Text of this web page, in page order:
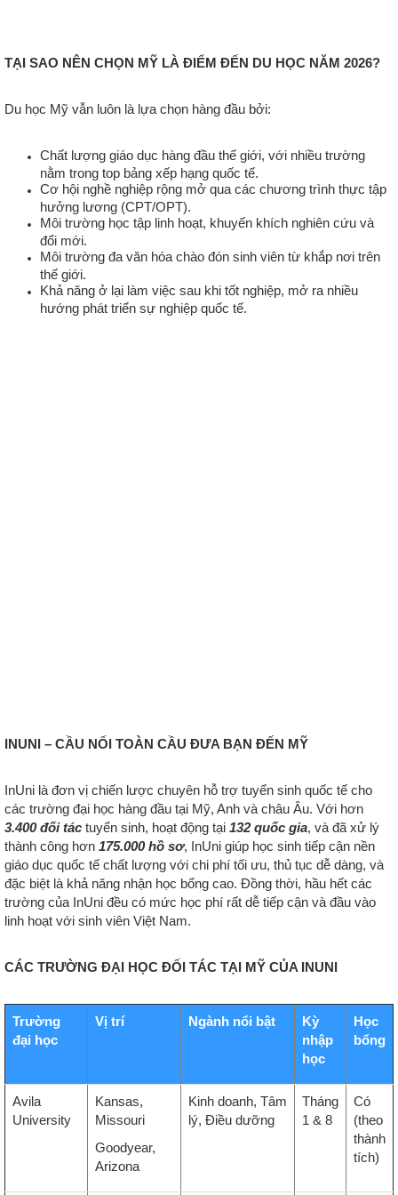
TẠI SAO NÊN CHỌN MỸ LÀ ĐIỂM ĐẾN DU HỌC NĂM 2026?
Du học Mỹ vẫn luôn là lựa chọn hàng đầu bởi:
Chất lượng giáo dục hàng đầu thế giới, với nhiều trường
nằm trong top bảng xếp hạng quốc tế.
Cơ hội nghề nghiệp rộng mở qua các chương trình thực tập
hưởng lương (CPT/OPT).
Môi trường học tập linh hoạt, khuyến khích nghiên cứu và
đổi mới.
Môi trường đa văn hóa chào đón sinh viên từ khắp nơi trên
thế giới.
Khả năng ở lại làm việc sau khi tốt nghiệp, mở ra nhiều
hướng phát triển sự nghiệp quốc tế.
INUNI – CẦU NỐI TOÀN CẦU ĐƯA BẠN ĐẾN MỸ
InUni là đơn vị chiến lược chuyên hỗ trợ tuyển sinh quốc tế cho
các trường đại học hàng đầu tại Mỹ, Anh và châu Âu. Với hơn
3.400 đối tác tuyển sinh, hoạt động tại 132 quốc gia, và đã xử lý
thành công hơn 175.000 hồ sơ, InUni giúp học sinh tiếp cận nền
giáo dục quốc tế chất lượng với chi phí tối ưu, thủ tục dễ dàng, và
đặc biệt là khả năng nhận học bổng cao. Đồng thời, hầu hết các
trường của InUni đều có mức học phí rất dễ tiếp cận và đầu vào
linh hoạt với sinh viên Việt Nam.
CÁC TRƯỜNG ĐẠI HỌC ĐỐI TÁC TẠI MỸ CỦA INUNI
Trường
đại học
Vị trí Ngành nổi bật
Kỳ
nhập
học
Học
bổng
Avila
University
Kansas,
Missouri
Goodyear,
Arizona
Kinh doanh, Tâm
lý, Điều dưỡng
Tháng
1 & 8
Có
(theo
thành
tích)